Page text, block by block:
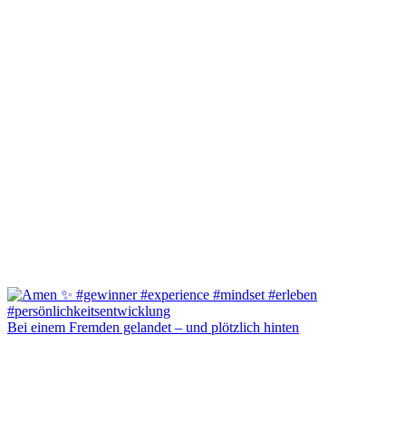
Bei einem Fremden gelandet – und plötzlich hinten